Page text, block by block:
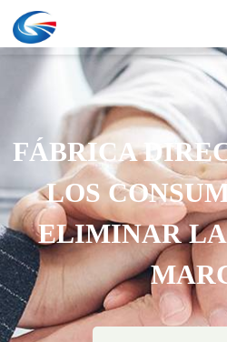
FÁBRICA
LOS
ELIMINAR